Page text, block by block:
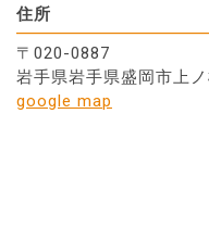
住所
〒020-0887
岩手県岩手県盛岡市上
google map